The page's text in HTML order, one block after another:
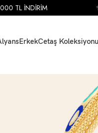
ErkekCetaş Koleksiyonu
TL İNDİRİM